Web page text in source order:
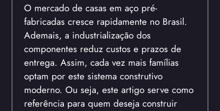
O mercado de casas em aço pré-
fabricadas cresce rapidamente no Brasil.
Ademais, a industrialização dos
componentes reduz custos e prazos de
entrega. Assim, cada vez mais famílias
optam por este sistema construtivo
moderno. Ou seja, este artigo serve como
referência para quem deseja construir